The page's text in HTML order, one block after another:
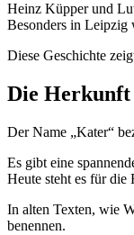
Heinz Küpper und
Besonders in Leipzig
Diese Geschichte
Die Herkunft
Der Name „Kater“
Es gibt eine
Heute steht es für
In alten Texten, wie
benennen.